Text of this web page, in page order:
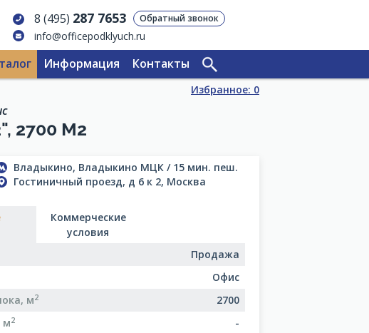
8 (495) 287 7653 Обратный звонок
info@officepodklyuch.ru
Информация Контакты
Избранное: 0
2700 М2
Владыкино, Владыкино МЦК / 15 мин. пеш.
Гостиничный проезд, д 6 к 2, Москва
Коммерческие
условия
Продажа
Офис
м2
2700
м2
-